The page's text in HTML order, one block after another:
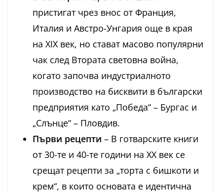
пристигат чрез внос от Франция,
Италия и Австро-Унгария още в края
на XIX век, но стават масово популярни
чак след Втората световна война,
когато започва индустриалното
производство на бисквити в български
предприятия като „Победа“ – Бургас и
„Слънце“ – Пловдив.
Първи рецепти – В готварските книги
от 30-те и 40-те години на XX век се
срещат рецепти за „торта с бишкоти и
крем“, в които основата е идентична